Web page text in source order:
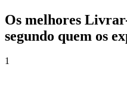
Os melhores
segundo quem os
1